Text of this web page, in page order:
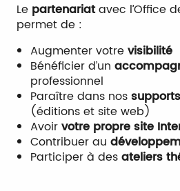
Le partenariatavec l’Office
permet de :
Augmenter votrevisibilité
Bénéficier d’un
professionnel
Paraître dans nos
(éditions et site web)
Avoirvotre propre site
Contribuer au
Participer à desateliers